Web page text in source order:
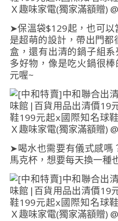
➤保溫袋$129起，也可以
是超萌的設計，帶出門
盒，還有出清的鍋子組
多好物，像是吃火鍋很
元喔~
➤喝水也需要有儀式感嗎
馬克杯，想要每天換一種